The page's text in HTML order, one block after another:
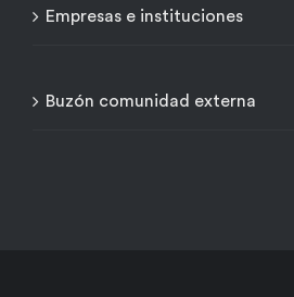
Empresas e instituciones
Buzón comunidad externa